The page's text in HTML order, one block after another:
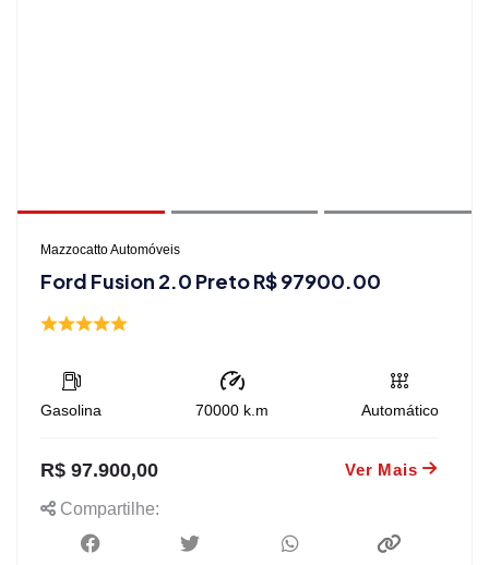
Mazzocatto Automóveis
Ford Fusion 2.0 Preto R$ 97900.00
Gasolina 70000k.m Automático
R$ 97.900,00 Ver Mais
Compartilhe: